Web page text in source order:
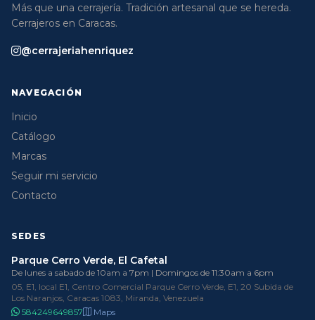
Más que una cerrajería. Tradición artesanal que se hereda.
Cerrajeros en Caracas.
@cerrajeriahenriquez
NAVEGACIÓN
Inicio
Catálogo
Marcas
Seguir mi servicio
Contacto
SEDES
Parque Cerro Verde, El Cafetal
De lunes a sabado de 10am a 7pm | Domingos de 11:30am a 6pm
05, E1, local E1, Centro Comercial Parque Cerro Verde, E1, 20 Subida de
Los Naranjos, Caracas 1083, Miranda, Venezuela
584249649857
Maps